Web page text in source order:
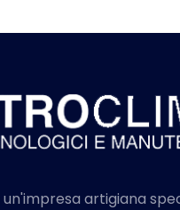
artigiana